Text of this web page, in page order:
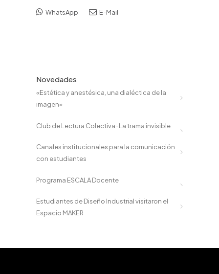
WhatsApp E-Mail
Novedades
«Estética y anestésica, una dialéctica de la
imagen»
Club de Lectura Colectiva · La trama invisible
Canales institucionales para la comunicación
con estudiantes
Programa ESCALA Docente
Estudiantes de Diseño Industrial visitaron el
Espacio MAKER